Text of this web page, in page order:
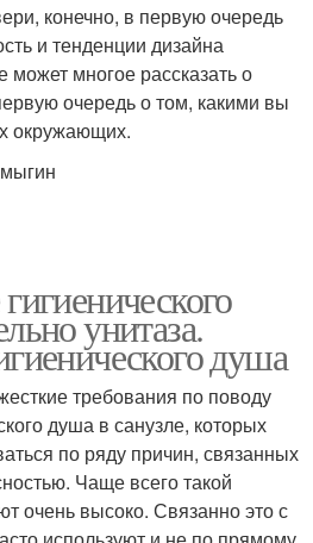
конечно, в первую очередь
и тенденции дизайна
может многое рассказать о
очередь о том, какими вы
окружающих.
унитаза.
душа
требования по поводу
душа в санузле, которых
по ряду причин, связанных
Чаще всего такой
очень высоко. Связанно это с